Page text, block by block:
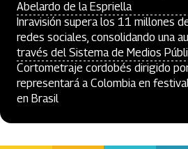
Abelardo de la Espriella
Inravisión supera los 11 millones
redes sociales, consolidando una
través del Sistema de Medios
Cortometraje cordobés dirigido
representará a Colombia en
en Brasil